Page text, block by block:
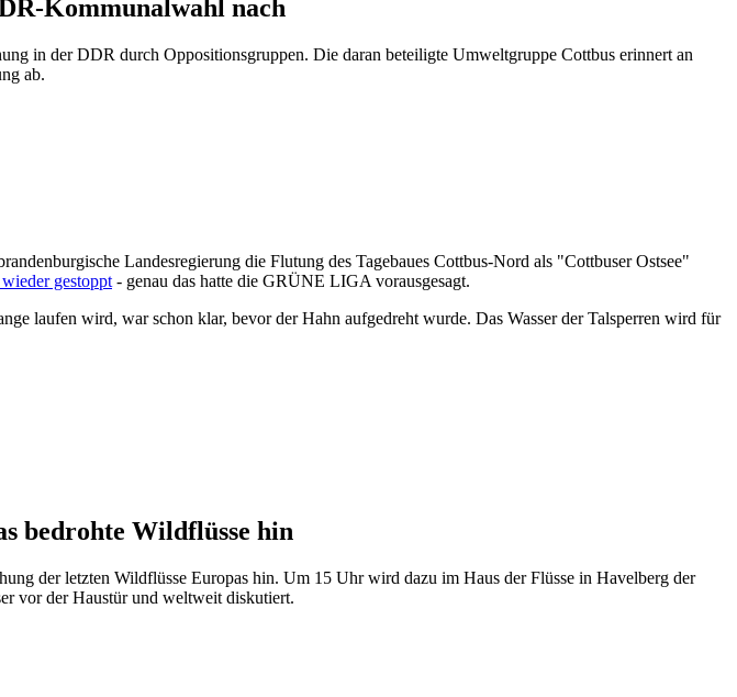
Kommunalwahl nach
in der DDR durch Oppositionsgruppen. Die daran beteiligte Umweltgruppe Cottbus erinnert an
ab.
Landesregierung die Flutung des Tagebaues Cottbus-Nord als "Cottbuser Ostsee"
gestoppt - genau das hatte die GRÜNE LIGA vorausgesagt.
laufen wird, war schon klar, bevor der Hahn aufgedreht wurde. Das Wasser der Talsperren wird für
bedrohte Wildflüsse hin
der letzten Wildflüsse Europas hin. Um 15 Uhr wird dazu im Haus der Flüsse in Havelberg der
vor der Haustür und weltweit diskutiert.